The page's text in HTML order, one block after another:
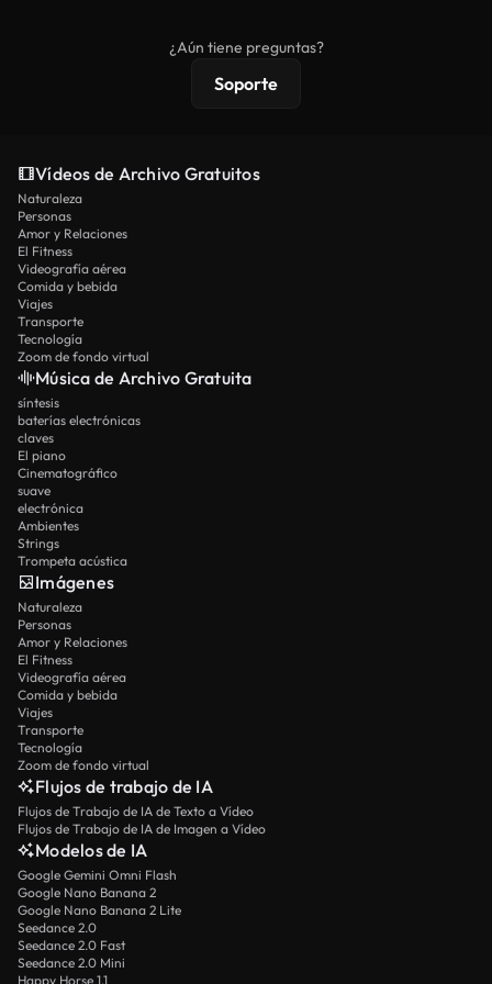
protecciones de licencia extendidas.
¿Aún tiene preguntas?
Soporte
Vídeos de Archivo Gratuitos
Naturaleza
Personas
Amor y Relaciones
El Fitness
Videografía aérea
Comida y bebida
Viajes
Transporte
Tecnología
Zoom de fondo virtual
Música de Archivo Gratuita
síntesis
baterías electrónicas
claves
El piano
Cinematográfico
suave
electrónica
Ambientes
Strings
Trompeta acústica
Imágenes
Naturaleza
Personas
Amor y Relaciones
El Fitness
Videografía aérea
Comida y bebida
Viajes
Transporte
Tecnología
Zoom de fondo virtual
Flujos de trabajo de IA
Flujos de Trabajo de IA de Texto a Vídeo
Flujos de Trabajo de IA de Imagen a Vídeo
Modelos de IA
Google Gemini Omni Flash
Google Nano Banana 2
Google Nano Banana 2 Lite
Seedance 2.0
Seedance 2.0 Fast
Seedance 2.0 Mini
Happy Horse 1.1